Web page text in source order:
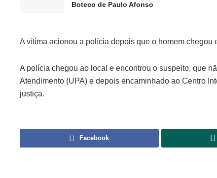
Boteco de Paulo Afonso
A vítima acionou a polícia depois que o homem
A polícia chegou ao local e encontrou o suspeito, que
Atendimento (UPA) e depois encaminhado ao Centro
justiça.
Facebook